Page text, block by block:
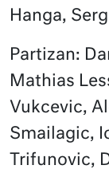
Hanga,
Partizan:
Mathias
Vukcevic,
Smailagic,
Trifunovic,